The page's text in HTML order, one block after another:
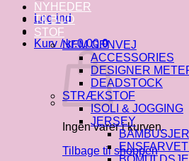
Log ind
Kurv /kr.0.00 0
Ingen varer i kurven.
Tilbage til shoppen
NYHEDER
TILBUD
STOF
NEM GENVEJ
ACCESSORIES
DESIGNER
DEADSTOCK
STRÆKSTOF
ISOLI & JOGGING
JERSEY